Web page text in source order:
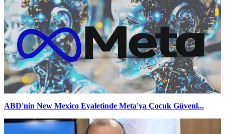
ABD'nin New Mexico Eyaletinde Meta'ya Çocuk Güvenl...